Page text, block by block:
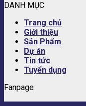
DANH MỤC
Trang chủ
Giới thiệu
Sản Phẩm
Dự án
Tin tức
Tuyển dụng
Fanpage